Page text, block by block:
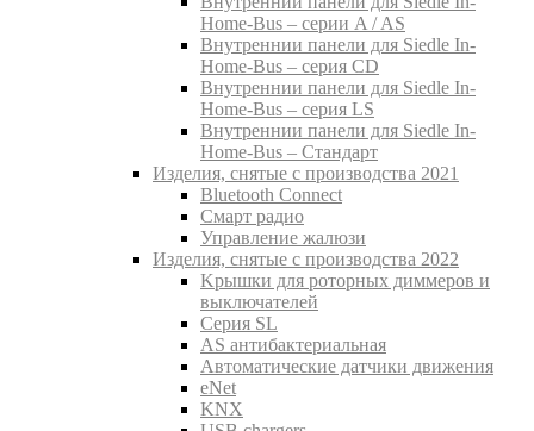
Home-Bus – серии A / AS
Внутреннии панели для Siedle In-
Home-Bus – серия CD
Внутреннии панели для Siedle In-
Home-Bus – серия LS
Внутреннии панели для Siedle In-
Home-Bus – Стандарт
Изделия, снятые с производства 2021
Bluetooth Connect
Смарт радио
Управление жалюзи
Изделия, снятые с производства 2022
Kрышки для роторных диммеров и
выключателей
Серия SL
AS антибактериальная
Aвтоматические датчики движения
eNet
KNX